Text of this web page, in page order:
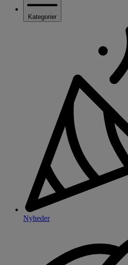
Kategorier
Nyheder